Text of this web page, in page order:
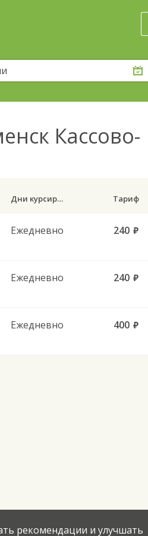
Кассово-
Дни курсирования Тариф
Ежедневно 240 руб.
Ежедневно 240 руб.
Ежедневно 400 руб.
рекомендации и улучшать